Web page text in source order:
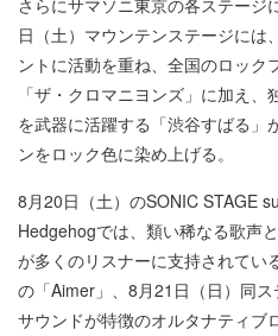
さらにサマソニ東京の各ステージ
日（土）マウンテンステージには
ントに活動を重ね、全国のロック
「ザ・クロマニヨンズ」に加え
を武器に活躍する「渋谷すばる」
ンをロック色に染め上げる。
8月20日（土）のSONIC STAGE
Hedgehogでは、類い稀なる歌声
が多くのリスナーに支持されてい
の「Aimer」、8月21日（日）同
サウンドが特徴のオルタナティブ